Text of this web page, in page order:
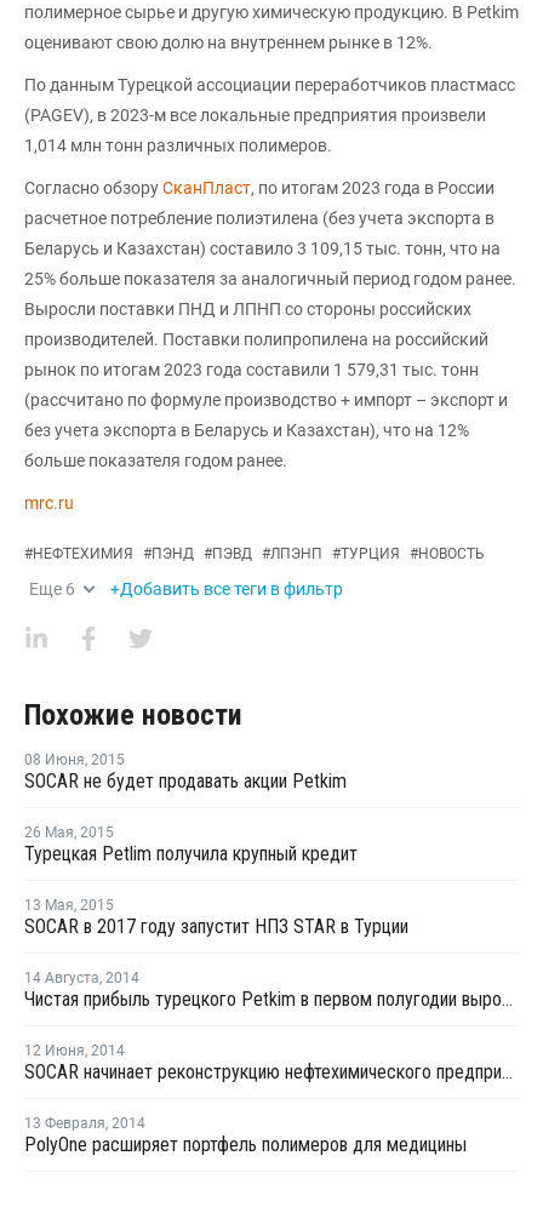
полимерное сырье и другую химическую продукцию. В Petkim
оценивают свою долю на внутреннем рынке в 12%.
По данным Турецкой ассоциации переработчиков пластмасс
(PAGEV), в 2023-м все локальные предприятия произвели
1,014 млн тонн различных полимеров.
Согласно обзоруСканПласт, по итогам 2023 года в России
расчетное потребление полиэтилена (без учета экспорта в
Беларусь и Казахстан) составило 3 109,15 тыс. тонн, что на
25% больше показателя за аналогичный период годом ранее.
Выросли поставки ПНД и ЛПНП со стороны российских
производителей. Поставки полипропилена на российский
рынок по итогам 2023 года составили 1 579,31 тыс. тонн
(рассчитано по формуле производство + импорт – экспорт и
без учета экспорта в Беларусь и Казахстан), что на 12%
больше показателя годом ранее.
mrc.ru
#НЕФТЕХИМИЯ #ПЭНД #ПЭВД #ЛПЭНП #ТУРЦИЯ #НОВОСТЬ
Еще 6 +Добавить все теги в фильтр
Похожие новости
08 Июня, 2015
SOCAR не будет продавать акции Petkim
26 Мая, 2015
Турецкая Petlim получила крупный кредит
13 Мая, 2015
SOCAR в 2017 году запустит НПЗ STAR в Турции
14 Августа, 2014
Чистая прибыль турецкого Petkim в первом полугодии выросла в одиннадцать раз
12 Июня, 2014
SOCAR начинает реконструкцию нефтехимического предприятия Petkim Holding
13 Февраля, 2014
PolyOne расширяет портфель полимеров для медицины